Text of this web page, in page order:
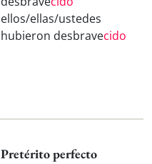
ellos/ellas/ustedes
hubieron desbravecido
Pretérito perfecto